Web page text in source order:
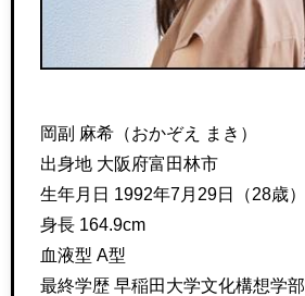
岡副 麻希（おかぞえ まき）
出身地 大阪府富田林市
生年月日 1992年7月29日（28歳）
身長 164.9cm
血液型 A型
最終学歴 早稲田大学文化構想学部